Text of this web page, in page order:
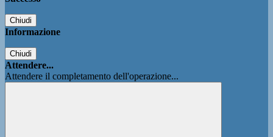
Chiudi
Informazione
Chiudi
Attendere...
Attendere il completamento dell'operazione...